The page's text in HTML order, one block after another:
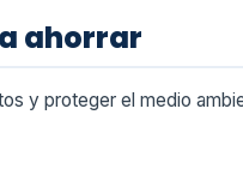
ahorrar
y proteger el medio